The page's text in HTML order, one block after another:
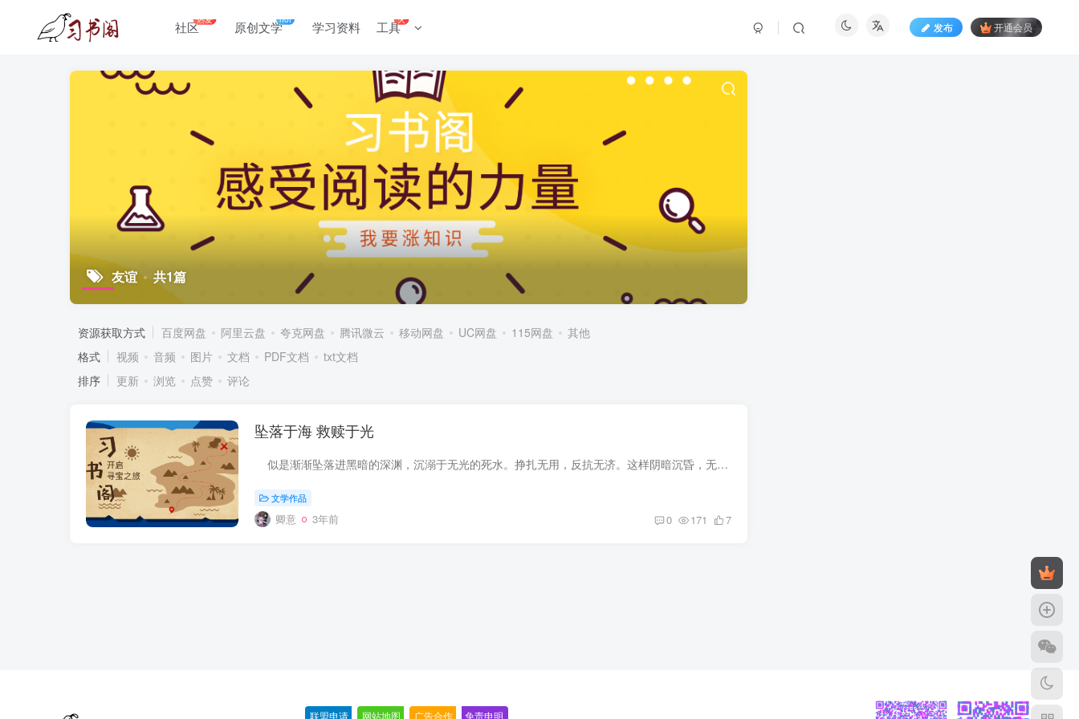
社区热爱 原创文学hot 学习资料 工具火
发布 开通会员
友谊 共1篇
资源获取方式 百度网盘 阿里云盘 夸克网盘 腾讯微云 移动网盘 UC网盘 115网盘
其他
格式
视频 音频 图片 文档 PDF文档
txt文档
排序
更新 浏览 点赞 评论
坠落于海 救赎于光
似是渐渐坠落进黑暗的深渊，沉溺于无光的死水。挣扎无用，反抗无济。这样阴暗沉昏，无希望，更无未来。 林师雨被班主任“请”进了办公室，恍若行尸走肉般，林师雨似是已经习惯了。她...
文学作品
卿意 3年前 0 171 7
联盟申请 网站地图 广告合作 免责申明